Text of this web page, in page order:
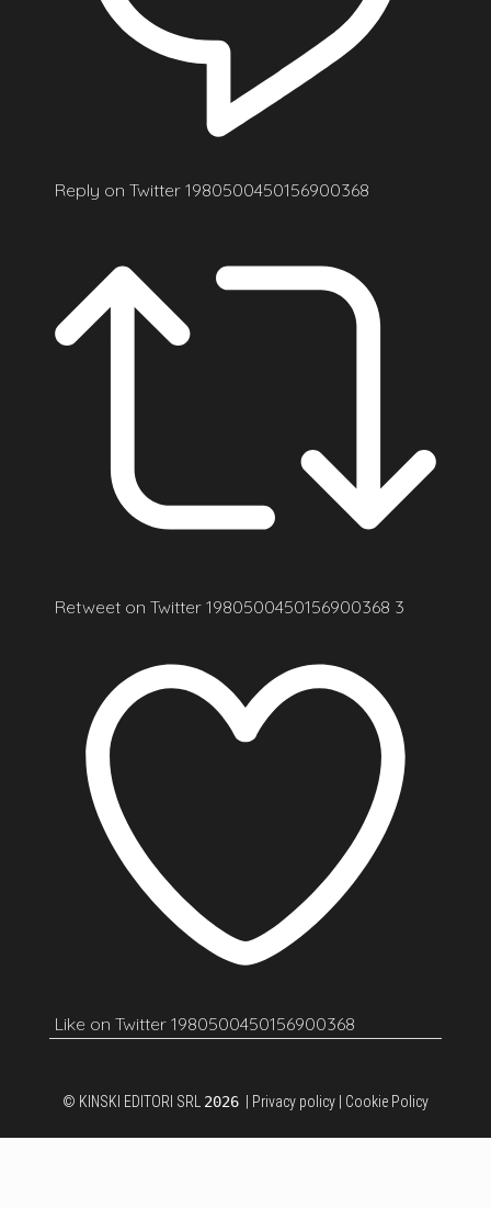
Reply on Twitter 1980500450156900368
Retweet on Twitter 1980500450156900368 3
Like on Twitter 1980500450156900368
© KINSKI EDITORI SRL 2026 Privacy policy Cookie Policy